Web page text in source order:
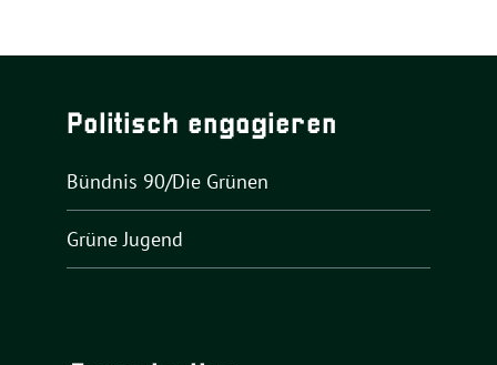
Politisch engagieren
Bündnis 90/Die Grünen
Grüne Jugend